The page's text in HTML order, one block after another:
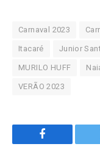
Carnaval 2023
Itacaré Junior
MURILO HUFF
VERÃO 2023
Facebook